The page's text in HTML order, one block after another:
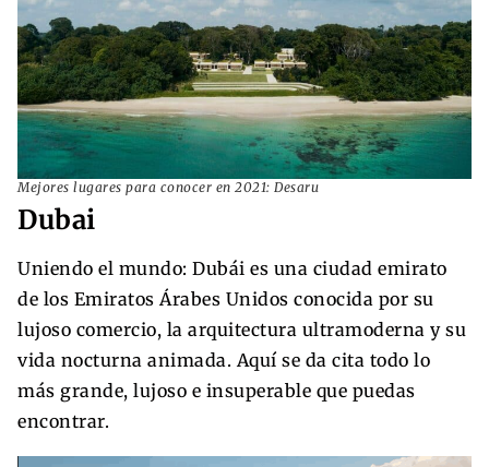
Mejores lugares para conocer en 2021: Desaru
Dubai
Uniendo el mundo: Dubái es una ciudad emirato
de los Emiratos Árabes Unidos conocida por su
lujoso comercio, la arquitectura ultramoderna y su
vida nocturna animada. Aquí se da cita todo lo
más grande, lujoso e insuperable que puedas
encontrar.